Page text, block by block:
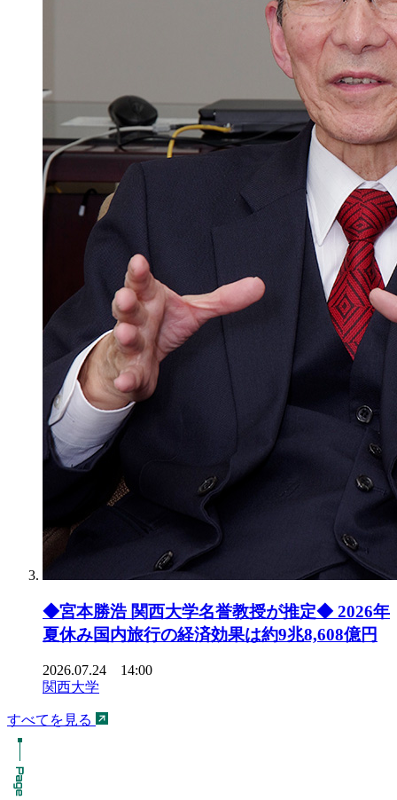
◆宮本勝浩 関西大学名誉教授が推定◆ 2026年
夏休み国内旅行の経済効果は約9兆8,608億円
2026.07.24 14:00
関西大学
すべてを見る